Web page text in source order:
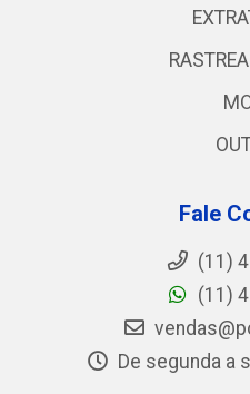
Fale
(11)
(11)
De segunda a